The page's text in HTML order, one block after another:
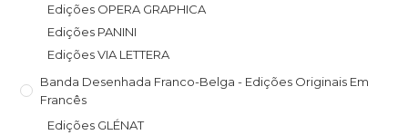
Edições OPERA GRAPHICA
Edições PANINI
Edições VIA LETTERA
Banda Desenhada Franco-Belga - Edições Originais Em
Francês
Edições GLÉNAT